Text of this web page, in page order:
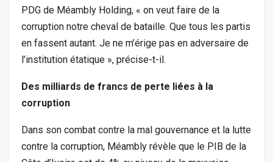
PDG de Méambly Holding, « on veut faire de la
corruption notre cheval de bataille. Que tous les partis
en fassent autant. Je ne m’érige pas en adversaire de
l’institution étatique », précise-t-il.
Des milliards de francs de perte liées à la
corruption
Dans son combat contre la mal gouvernance et la lutte
contre la corruption, Méambly révèle que le PIB de la